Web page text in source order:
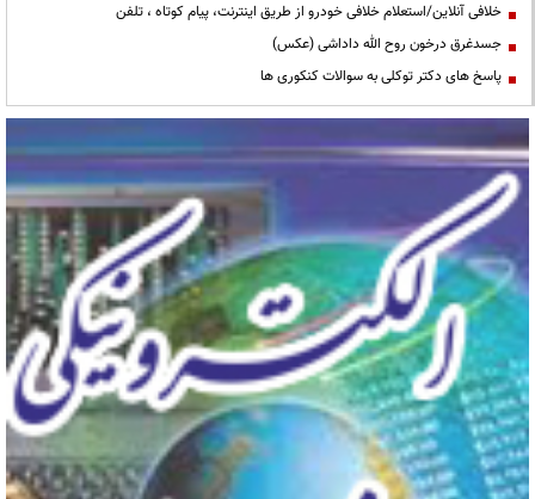
خلافی آنلاین/استعلام خلافی خودرو از طریق اینترنت، پیام کوتاه ، تلفن
جسدغرق درخون روح الله داداشی (عکس)
پاسخ های دکتر توکلی به سوالات کنکوری ها